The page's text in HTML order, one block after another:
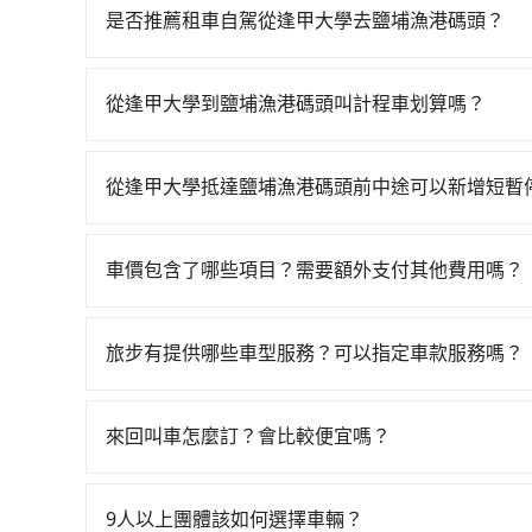
一天最多有89班次高鐵可搭乘。假設從逢甲大學 (
車，搭上小黃後約花40分鐘、車費800元後，抵
元，費時2小時21分鐘。選擇搭乘高鐵而不預約包
是否推薦租車自駕從逢甲大學去鹽埔漁港碼頭？
天就要來回，那在台中路邊可隨租隨借的iRent應
預估進去，但額外的汽車保險與可能的罰單都需
理，每一次租車都好像在開樂透一樣。另外，偶
遇到下雨天或者載行李時，就顯得非常不便。
從逢甲大學到鹽埔漁港碼頭叫計程車划算嗎？
到車，也可考慮打電話至逢甲大學附近的計程車
市的310倍。再加上台中市有些計程車司機不按錶
從逢甲大學抵達鹽埔漁港碼頭前中途可以新增短暫
前後額外里程數5公里內加收200元。雖然可能有
車價包含了哪些項目？需要額外支付其他費用嗎？
客負擔，沒有其他巧令名目的隱藏費用，網站上看
旅步有提供哪些車型服務？可以指定車款服務嗎？
專人回覆您。
來回叫車怎麼訂？會比較便宜嗎？
定。至於價格已經市場最優惠，並無特別針對來
9人以上團體該如何選擇車輛？